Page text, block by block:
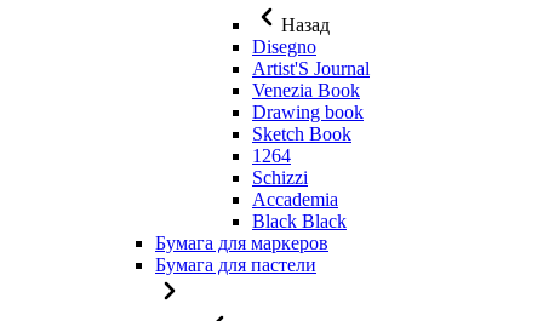
Назад
Disegno
Artist'S Journal
Venezia Book
Drawing book
Sketch Book
1264
Schizzi
Accademia
Black Black
Бумага для маркеров
Бумага для пастели